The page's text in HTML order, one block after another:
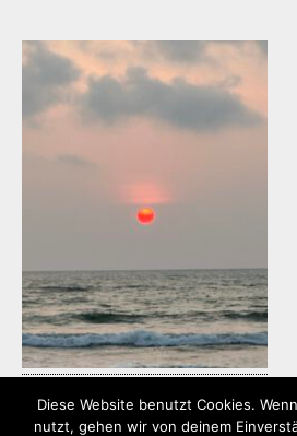
Diese Website benutzt Cookies.
nutzt, gehen wir von deinem